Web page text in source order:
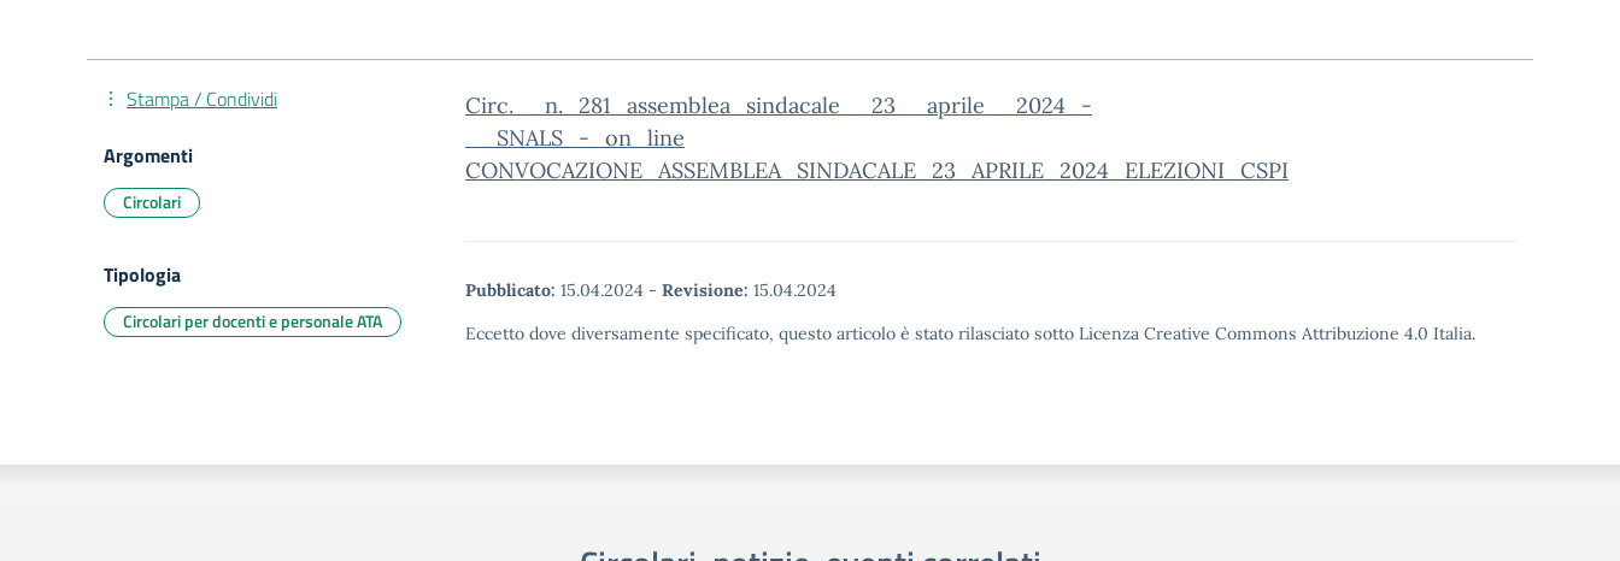
Circ.__n._281_assemblea_sindacale__23__aprile__2024_-
__SNALS_-_on_line
CONVOCAZIONE_ASSEMBLEA_SINDACALE_23_APRILE_2024_ELEZIONI_CSPI
Pubblicato: 15.04.2024 - Revisione: 15.04.2024
Eccetto dove diversamente specificato, questo articolo è stato rilasciato sotto Licenza Creative Commons Attribuzione 4.0 Italia.
Stampa / Condividi
Argomenti
Circolari
Tipologia
Circolari per docenti e personale ATA